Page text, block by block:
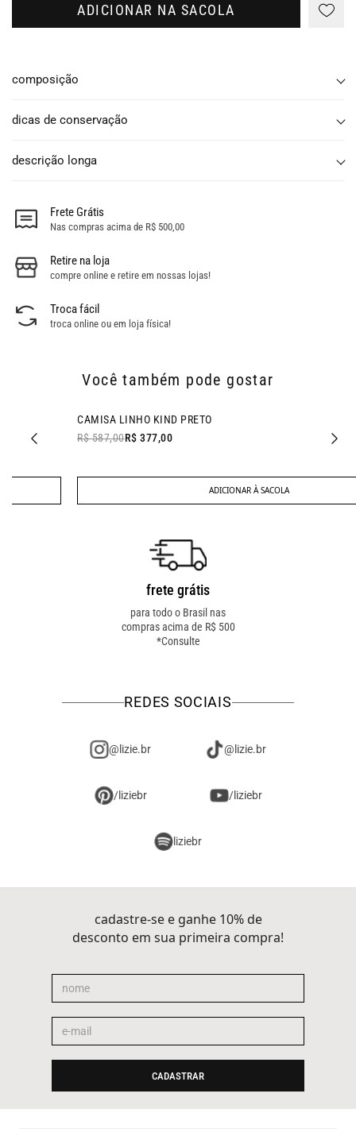
ADICIONAR NA SACOLA
composição
dicas de conservação
descrição longa
Frete Grátis
Nas compras acima de R$ 500,00
Retire na loja
compre online e retire em nossas lojas!
Troca fácil
troca online ou em loja física!
Você também pode gostar
CAMISA LINHO KIND PRETO
R$ 587,00
R$ 377,00
ADICIONAR À SACOLA
frete grátis
para todo o Brasil nas
compras acima de R$ 500
*Consulte
REDES SOCIAIS
@lizie.br @lizie.br
/liziebr /liziebr
liziebr
cadastre-se e ganhe 10% de
desconto em sua primeira compra!
CADASTRAR